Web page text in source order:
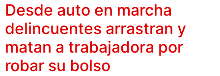
Desde auto en marcha
delincuentes arrastran y
matan a trabajadora por
robar su bolso